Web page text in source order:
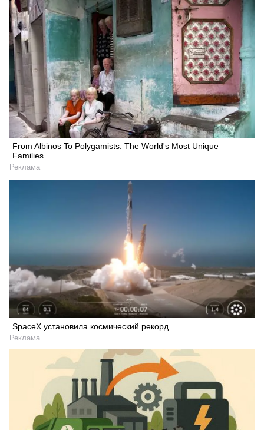
From Albinos To Polygamists: The World's Most Unique
Families
Реклама
SpaceX установила космический рекорд
Реклама